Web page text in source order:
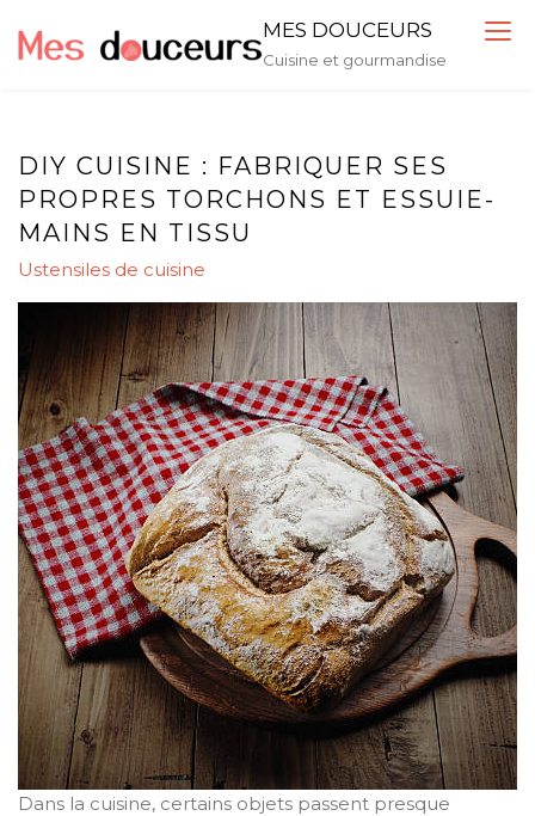
MES DOUCEURS
Cuisine et gourmandise
DIY CUISINE : FABRIQUER SES
PROPRES TORCHONS ET ESSUIE-
MAINS EN TISSU
Ustensiles de cuisine
Dans la cuisine, certains objets passent presque